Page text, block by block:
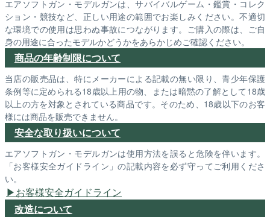
エアソフトガン・モデルガンは、サバイバルゲーム・鑑賞・コレク
ション・競技など、正しい用途の範囲でお楽しみください。不適切
な環境での使用は思わぬ事故につながります。ご購入の際は、ご自
身の用途に合ったモデルかどうかをあらかじめご確認ください。
商品の年齢制限について
当店の販売品は、特にメーカーによる記載の無い限り、青少年保護
条例等に定められる18歳以上用の物、または暗黙の了解として18歳
以上の方を対象とされている商品です。そのため、18歳以下のお客
様には商品を販売できません。
安全な取り扱いについて
エアソフトガン・モデルガンは使用方法を誤ると危険を伴います。
「お客様安全ガイドライン」の記載内容を必ず守ってご利用くださ
い。
お客様安全ガイドライン
改造について